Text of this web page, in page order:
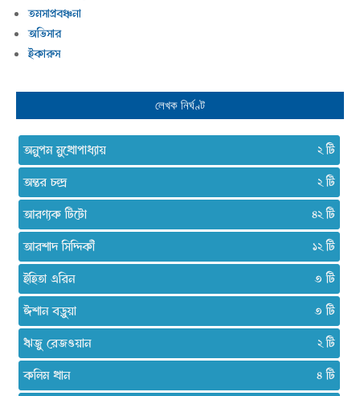
তমসাপ্রবঞ্চনা
অভিসার
ইকারুস
লেখক নির্ঘণ্ট
অনুপম মুখোপাধ্যায়
২
অন্তর চন্দ্র
২
আরণ্যক টিটো
৪২
আরশাদ সিদ্দিকী
১২
ইহিতা এরিন
৩
ঈশান বড়ুয়া
৩
ঋজু রেজওয়ান
২
কলিম খান
৪